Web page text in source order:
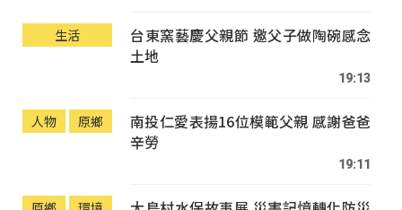
生活
台東窯藝慶父親節 邀父子做陶碗感念
土地
19:13
人物 原鄉
南投仁愛表揚16位模範父親 感謝爸爸
辛勞
19:11